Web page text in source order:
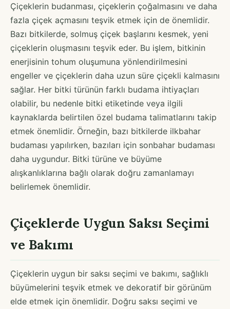
Çiçeklerin budanması, çiçeklerin çoğalmasını ve daha
fazla çiçek açmasını teşvik etmek için de önemlidir.
Bazı bitkilerde, solmuş çiçek başlarını kesmek, yeni
çiçeklerin oluşmasını teşvik eder. Bu işlem, bitkinin
enerjisinin tohum oluşumuna yönlendirilmesini
engeller ve çiçeklerin daha uzun süre çiçekli kalmasını
sağlar. Her bitki türünün farklı budama ihtiyaçları
olabilir, bu nedenle bitki etiketinde veya ilgili
kaynaklarda belirtilen özel budama talimatlarını takip
etmek önemlidir. Örneğin, bazı bitkilerde ilkbahar
budaması yapılırken, bazıları için sonbahar budaması
daha uygundur. Bitki türüne ve büyüme
alışkanlıklarına bağlı olarak doğru zamanlamayı
belirlemek önemlidir.
Çiçeklerde Uygun Saksı Seçimi
ve Bakımı
Çiçeklerin uygun bir saksı seçimi ve bakımı, sağlıklı
büyümelerini teşvik etmek ve dekoratif bir görünüm
elde etmek için önemlidir. Doğru saksı seçimi ve